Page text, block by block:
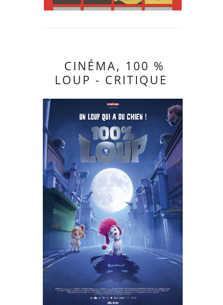
CINÉMA, 100 %
LOUP - CRITIQUE